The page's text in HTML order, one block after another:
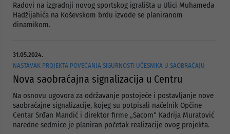
Radovi na izgradnji novog sportskog igrališta u Ulici Muhameda
Hadžijahića na Koševskom brdu izvode se planiranom
dinamikom.
31.05.2024.
NASTAVAK PROJEKTA POVEĆANJA SIGURNOSTI UČESNIKA U SAOBRAĆAJU
Nova saobraćajna signalizacija u Centru
Na osnovu ugovora za održavanje postojeće i postavljanje nove
saobraćajne signalizacije, kojeg su potpisali načelnik Općine
Centar Srđan Mandić i direktor firme „Sacom“ Kadrija Muratović
naredne sedmice je planiran početak realizacije ovog projekta.